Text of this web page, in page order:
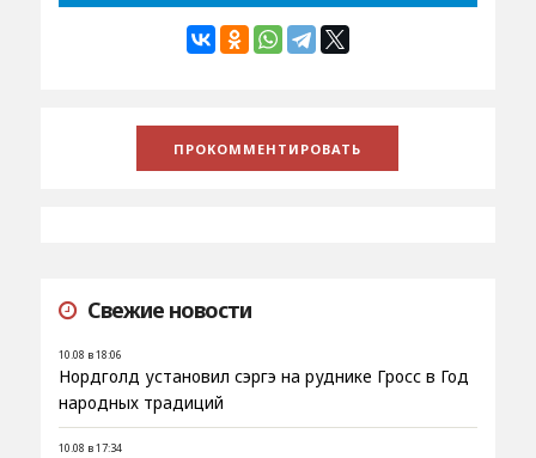
Свежие новости
10.08 в 18:06
Нордголд установил сэргэ на руднике Гросс в Год
народных традиций
10.08 в 17:34